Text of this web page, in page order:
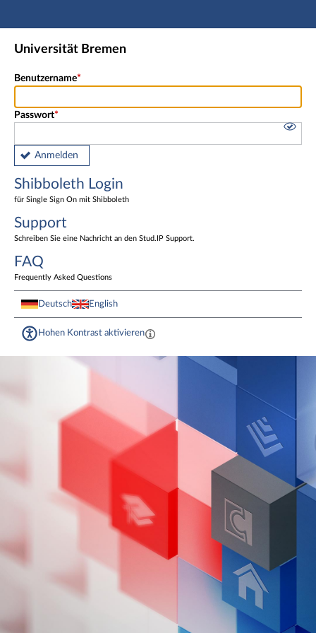
Hauptnavigation
Shibboleth Login
Universität Bremen
Benutzername
Passwort
Anmelden
Shibboleth Login
für Single Sign On mit Shibboleth
Support
Schreiben Sie eine Nachricht an den Stud.IP Support.
FAQ
Frequently Asked Questions
Deutsch English
Hohen Kontrast aktivieren